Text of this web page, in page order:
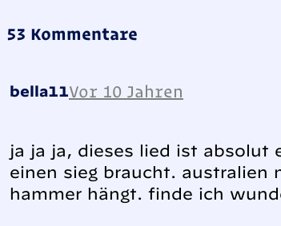
53 Kommentare
bella11Vor 10 Jahren
ja ja ja, dieses lied ist absolut
einen sieg braucht. australien
hammer hängt. finde ich